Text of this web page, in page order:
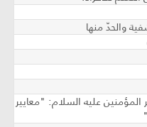
والحدّ منها
المؤمنين عليه السلام: "معايير